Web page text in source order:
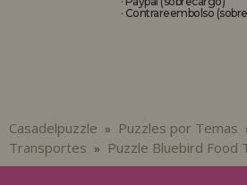
· Contrareembolso
Casadelpuzzle » Puzzles por Temas
Transportes » Puzzle Bluebird Food